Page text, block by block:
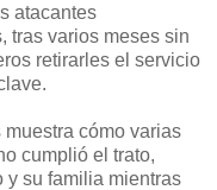
atacantes
tras varios meses sin
retirarles el servicio
cómo varias
cumplió el trato,
y su familia mientras